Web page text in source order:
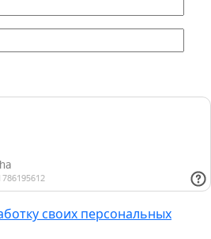
своих персональных